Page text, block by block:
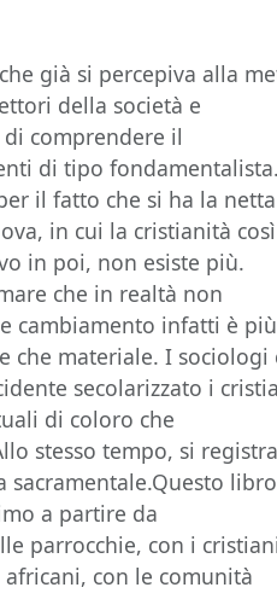
già si percepiva alla
della società e
di comprendere il
di tipo
il fatto che si ha la netta
in cui la cristianità così
in poi, non esiste più.
che in realtà non
cambiamento infatti è più
che materiale. I sociologi
secolarizzato i
di coloro che
stesso tempo, si registra
sacramentale.Questo
a partire da
parrocchie, con i cristiani
con le comunità